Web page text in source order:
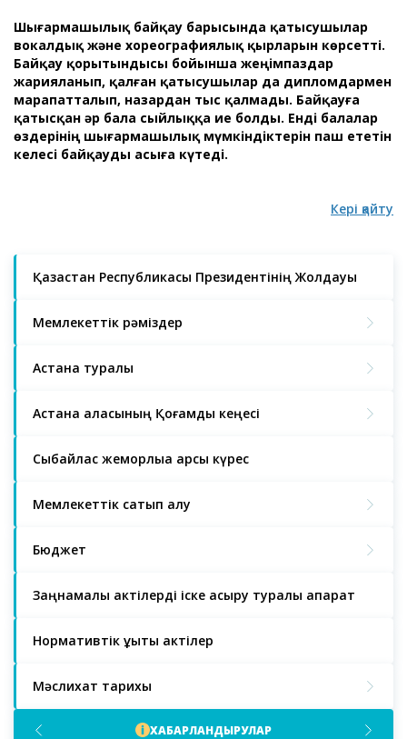
Қазақстан Республикасы Президентінің Жолдауы
Мемлекеттік рәміздер
Астана туралы
Астана қаласының Қоғамдық кеңесі
Сыбайлас жемқорлыққа қарсы күрес
Мемлекеттік сатып алу
Бюджет
Заңнамалық актілерді іске асыру туралы ақпарат
Нормативтік құқықтық актілер
Мәслихат тарихы
ХАБАРЛАНДЫРУЛАР
Шығармашылық байқау барысында қатысушылар
вокалдық және хореографиялық қырларын көрсетті.
Байқау қорытындысы бойынша жеңімпаздар
жарияланып, қалған қатысушылар да дипломдармен
марапатталып, назардан тыс қалмады. Байқауға
қатысқан әр бала сыйлыққа ие болды. Енді балалар
өздерінің шығармашылық мүмкіндіктерін паш ететін
келесі байқауды асыға күтеді.
Кері қайту